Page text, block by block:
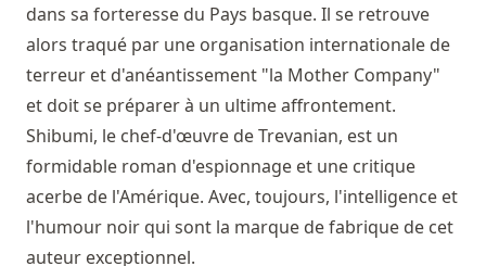
dans sa forteresse du Pays basque. Il se retrouve
alors traqué par une organisation internationale de
terreur et d'anéantissement "la Mother Company"
et doit se préparer à un ultime affrontement.
Shibumi, le chef-d'œuvre de Trevanian, est un
formidable roman d'espionnage et une critique
acerbe de l'Amérique. Avec, toujours, l'intelligence et
l'humour noir qui sont la marque de fabrique de cet
auteur exceptionnel.